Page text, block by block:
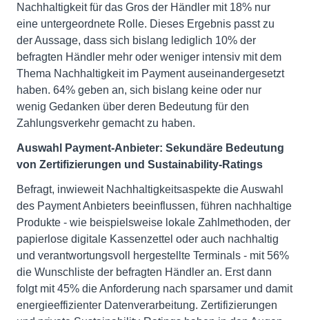
Nachhaltigkeit für das Gros der Händler mit 18% nur
eine untergeordnete Rolle. Dieses Ergebnis passt zu
der Aussage, dass sich bislang lediglich 10% der
befragten Händler mehr oder weniger intensiv mit dem
Thema Nachhaltigkeit im Payment auseinandergesetzt
haben. 64% geben an, sich bislang keine oder nur
wenig Gedanken über deren Bedeutung für den
Zahlungsverkehr gemacht zu haben.
Auswahl Payment-Anbieter: Sekundäre Bedeutung
von Zertifizierungen und Sustainability-Ratings
Befragt, inwieweit Nachhaltigkeitsaspekte die Auswahl
des Payment Anbieters beeinflussen, führen nachhaltige
Produkte - wie beispielsweise lokale Zahlmethoden, der
papierlose digitale Kassenzettel oder auch nachhaltig
und verantwortungsvoll hergestellte Terminals - mit 56%
die Wunschliste der befragten Händler an. Erst dann
folgt mit 45% die Anforderung nach sparsamer und damit
energieeffizienter Datenverarbeitung. Zertifizierungen